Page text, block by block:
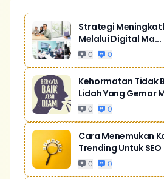
Strategi
Melalui Digital Ma...
0 0
Kehormatan Tidak
Lidah Yang Gemar
0 0
Cara Menemukan
Trending Untuk SEO
0 0